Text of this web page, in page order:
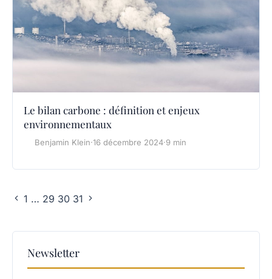
Le bilan carbone : définition et enjeux
environnementaux
Benjamin Klein·16 décembre 2024·9 min
1 … 29 30 31
Newsletter